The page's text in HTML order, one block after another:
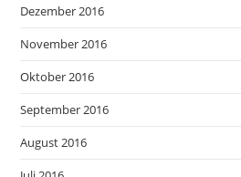
Dezember 2016
November 2016
Oktober 2016
September 2016
August 2016